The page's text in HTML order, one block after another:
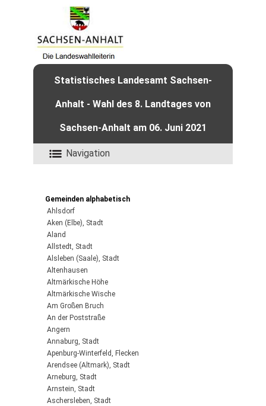
Statistisches Landesamt Sachsen-
Anhalt - Wahl des 8. Landtages von
Sachsen-Anhalt am 06. Juni 2021
Navigation
Gemeinden alphabetisch
Ahlsdorf
Aken (Elbe), Stadt
Aland
Allstedt, Stadt
Alsleben (Saale), Stadt
Altenhausen
Altmärkische Höhe
Altmärkische Wische
Am Großen Bruch
An der Poststraße
Angern
Annaburg, Stadt
Apenburg-Winterfeld, Flecken
Arendsee (Altmark), Stadt
Arneburg, Stadt
Arnstein, Stadt
Aschersleben, Stadt